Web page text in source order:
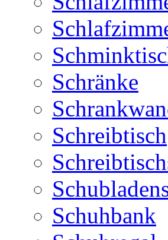
Schränke
Schreibtisch
Schuhbank